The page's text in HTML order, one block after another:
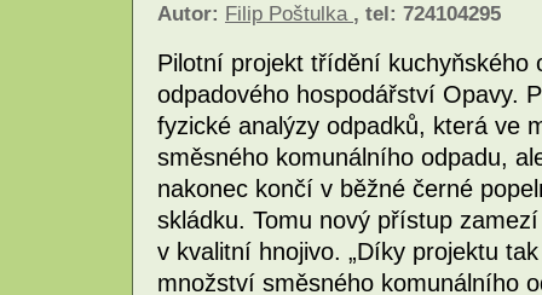
Autor: Filip Poštulka , tel: 724104295
Pilotní projekt třídění kuchyňského
odpadového hospodářství Opavy.
fyzické analýzy odpadků, která ve
směsného komunálního odpadu,
nakonec končí v běžné černé
skládku. Tomu nový přístup
v kvalitní hnojivo. „Díky projektu
množství směsného komunálního